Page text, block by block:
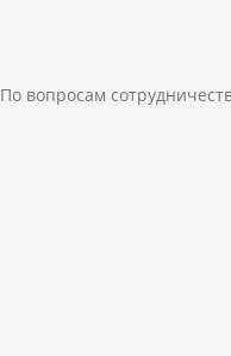
По вопросам